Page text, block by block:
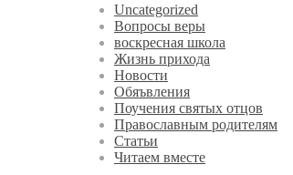
Uncategorized
Вопросы веры
воскресная школа
Жизнь прихода
Новости
Обяъвления
Поучения святых отцов
Православным родителям
Статьи
Читаем вместе